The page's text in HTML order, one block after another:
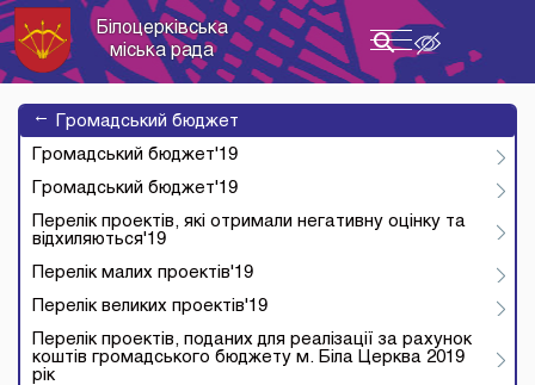
Toggle
navigation
Білоцерківська
міська рада
→
Громадський бюджет
Громадський бюджет'19
Громадський бюджет'19
Перелік проектів, які отримали негативну оцінку та
відхиляються'19
Перелік малих проектів'19
Перелік великих проектів'19
Перелік проектів, поданих для реалізації за рахунок
коштів громадського бюджету м. Біла Церква 2019
рік